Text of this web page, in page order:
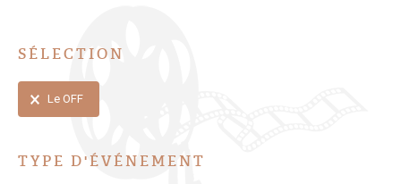
SÉLECTION
Le OFF
TYPE D'ÉVÉNEMENT